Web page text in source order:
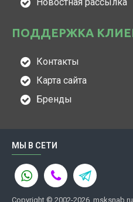
ПОДДЕРЖКА
Контакты
Карта сайта
Бренды
МЫ В СЕТИ
Copyright © 2002-2026,